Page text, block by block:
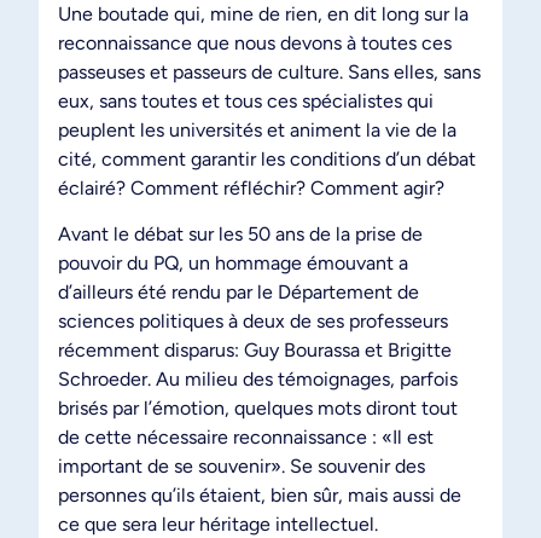
Une boutade qui, mine de rien, en dit long sur la
reconnaissance que nous devons à toutes ces
passeuses et passeurs de culture. Sans elles, sans
eux, sans toutes et tous ces spécialistes qui
peuplent les universités et animent la vie de la
cité, comment garantir les conditions d’un débat
éclairé? Comment réfléchir? Comment agir?
Avant le débat sur les 50 ans de la prise de
pouvoir du PQ, un hommage émouvant a
d’ailleurs été rendu par le Département de
sciences politiques à deux de ses professeurs
récemment disparus: Guy Bourassa et Brigitte
Schroeder. Au milieu des témoignages, parfois
brisés par l’émotion, quelques mots diront tout
de cette nécessaire reconnaissance : «Il est
important de se souvenir». Se souvenir des
personnes qu’ils étaient, bien sûr, mais aussi de
ce que sera leur héritage intellectuel.